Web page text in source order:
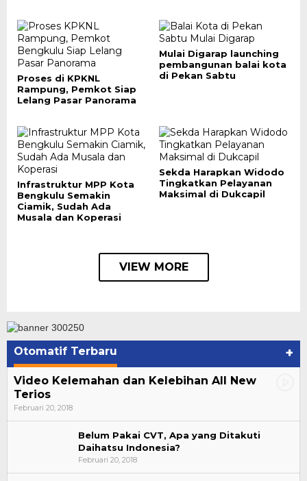
Proses di KPKNL
Rampung, Pemkot Siap
Lelang Pasar Panorama
Mulai Digarap launching
pembangunan balai kota
di Pekan Sabtu
Infrastruktur MPP Kota
Bengkulu Semakin
Ciamik, Sudah Ada
Musala dan Koperasi
Sekda Harapkan Widodo
Tingkatkan Pelayanan
Maksimal di Dukcapil
VIEW MORE
Otomatif Terbaru +
Video Kelemahan dan Kelebihan All New
Terios
Februari 20, 2018
Belum Pakai CVT, Apa yang Ditakuti
Daihatsu Indonesia?
Februari 20, 2018